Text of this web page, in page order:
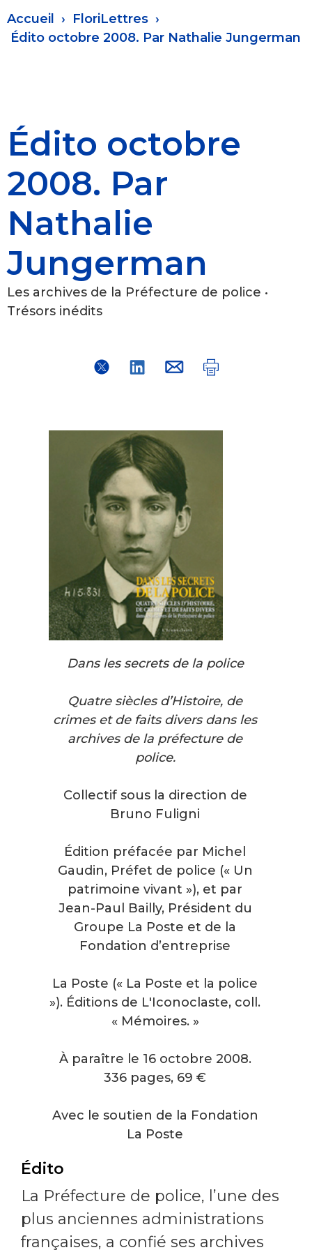
Fil
d'Ariane
Accueil
FloriLettres
Édito octobre 2008. Par Nathalie Jungerman
Édito octobre
2008. Par
Nathalie
Jungerman
Les archives de la Préfecture de police •
Trésors inédits
Édito
La Préfecture de police, l’une des
plus anciennes administrations
françaises, a confié ses archives
Dans les secrets de la police
Quatre siècles d’Histoire, de
crimes et de faits divers dans les
archives de la préfecture de
police.
Collectif sous la direction de
Bruno Fuligni
Édition préfacée par Michel
Gaudin, Préfet de police (« Un
patrimoine vivant »), et par
Jean-Paul Bailly, Président du
Groupe La Poste et de la
Fondation d’entreprise
La Poste (« La Poste et la police
»). Éditions de L'Iconoclaste, coll.
« Mémoires. »
À paraître le 16 octobre 2008.
336 pages, 69 €
Avec le soutien de la Fondation
La Poste